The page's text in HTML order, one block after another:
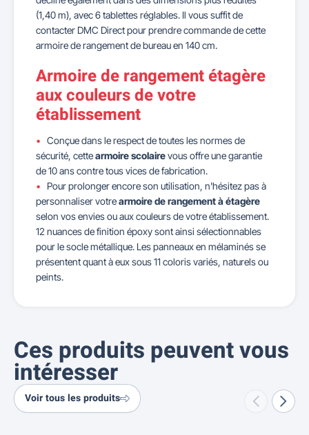
(1,40 m), avec 6 tablettes réglables. Il vous suffit de
contacter DMC Direct pour prendre commande de cette
armoire de rangement de bureau en 140 cm.
Armoire de rangement étagère
aux couleurs de votre
établissement
Conçue dans le respect de toutes les normes de
sécurité, cettearmoire scolairevous offre une garantie
de 10 ans contre tous vices de fabrication.
Pour prolonger encore son utilisation, n'hésitez pas à
personnaliser votrearmoire de rangement à étagère
selon vos envies ou aux couleurs de votre établissement.
12 nuances de finition époxy sont ainsi sélectionnables
pour le socle métallique. Les panneaux en mélaminés se
présentent quant à eux sous 11 coloris variés, naturels ou
peints.
Ces produits peuvent vous
intéresser
Voir tous les produits